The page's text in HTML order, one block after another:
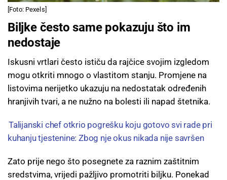
[Foto: Pexels]
Biljke često same pokazuju što im
nedostaje
Iskusni vrtlari često ističu da rajčice svojim izgledom
mogu otkriti mnogo o vlastitom stanju. Promjene na
listovima nerijetko ukazuju na nedostatak određenih
hranjivih tvari, a ne nužno na bolesti ili napad štetnika.
Talijanski chef otkrio pogrešku koju gotovo svi rade pri
kuhanju tjestenine: Zbog nje okus nikada nije savršen
Zato prije nego što posegnete za raznim zaštitnim
sredstvima, vrijedi pažljivo promotriti biljku. Ponekad